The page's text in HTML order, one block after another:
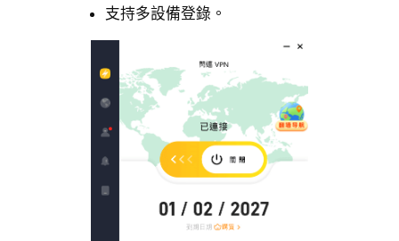
支持多設備登錄。